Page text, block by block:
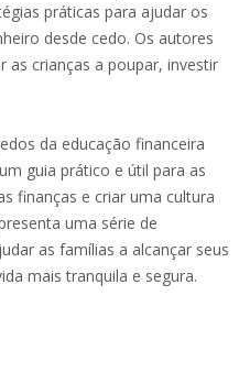
práticas para ajudar os
desde cedo. Os autores
as crianças a poupar, investir
da educação financeira
guia prático e útil para as
finanças e criar uma cultura
uma série de
as famílias a alcançar seus
mais tranquila e segura.